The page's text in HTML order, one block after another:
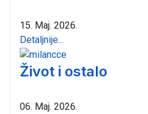
15. Maj. 2026.
Detaljnije...
Život i ostalo
06. Maj. 2026.